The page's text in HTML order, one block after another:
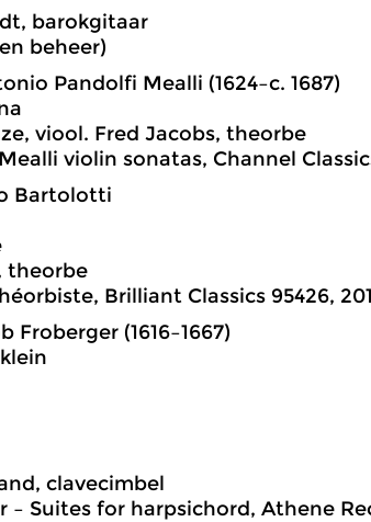
barokgitaar
beheer)
Pandolfi Mealli (1624–c. 1687)
viool. Fred Jacobs, theorbe
violin sonatas, Channel
Bartolotti
theorbe
Brilliant Classics 95426,
Froberger (1616–1667)
clavecimbel
– Suites for harpsichord, Athene